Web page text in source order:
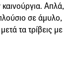
Απλά,
σε άμυλο,
τα τρίβεις με